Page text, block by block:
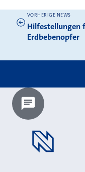
Weitere News
VORHERIGE NEWS
Hilfestellungen
Erdbebenopfer
Chatbot laden?